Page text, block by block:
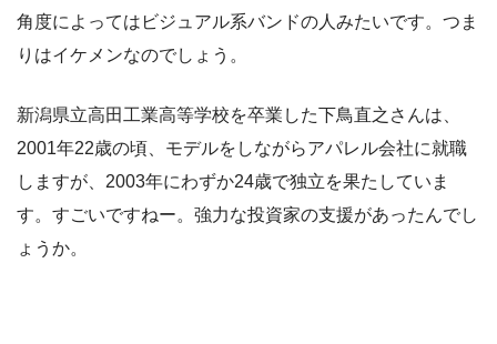
角度によってはビジュアル系バンドの人みたいです。つま
りはイケメンなのでしょう。
新潟県立高田工業高等学校を卒業した下鳥直之さんは、
2001年22歳の頃、モデルをしながらアパレル会社に就職
しますが、2003年にわずか24歳で独立を果たしていま
す。すごいですねー。強力な投資家の支援があったんでし
ょうか。